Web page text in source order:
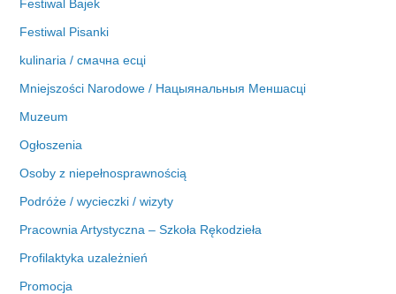
Festiwal Bajek
Festiwal Pisanki
kulinaria / смачна есці
Mniejszości Narodowe / Нацыянальныя Меншасці
Muzeum
Ogłoszenia
Osoby z niepełnosprawnością
Podróże / wycieczki / wizyty
Pracownia Artystyczna – Szkoła Rękodzieła
Profilaktyka uzależnień
Promocja